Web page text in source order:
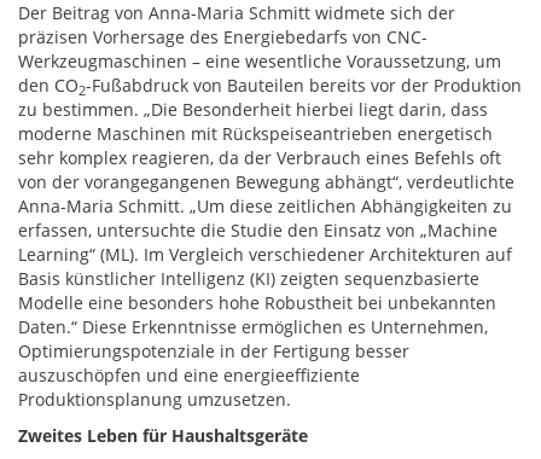
Der Beitrag von Anna-Maria Schmitt widmete sich der
präzisen Vorhersage des Energiebedarfs von CNC-
Werkzeugmaschinen – eine wesentliche Voraussetzung, um
den CO2-Fußabdruck von Bauteilen bereits vor der Produktion
zu bestimmen. „Die Besonderheit hierbei liegt darin, dass
moderne Maschinen mit Rückspeiseantrieben energetisch
sehr komplex reagieren, da der Verbrauch eines Befehls oft
von der vorangegangenen Bewegung abhängt“, verdeutlichte
Anna-Maria Schmitt. „Um diese zeitlichen Abhängigkeiten zu
erfassen, untersuchte die Studie den Einsatz von „Machine
Learning“ (ML). Im Vergleich verschiedener Architekturen auf
Basis künstlicher Intelligenz (KI) zeigten sequenzbasierte
Modelle eine besonders hohe Robustheit bei unbekannten
Daten.“ Diese Erkenntnisse ermöglichen es Unternehmen,
Optimierungspotenziale in der Fertigung besser
auszuschöpfen und eine energieeffiziente
Produktionsplanung umzusetzen.
Zweites Leben für Haushaltsgeräte